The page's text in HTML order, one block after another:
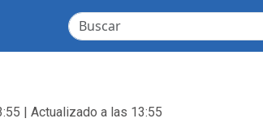
| Actualizado a las 13:55